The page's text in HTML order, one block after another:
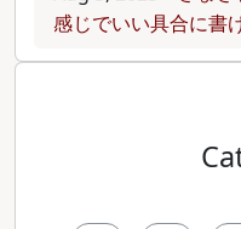
感じでいい具合に書